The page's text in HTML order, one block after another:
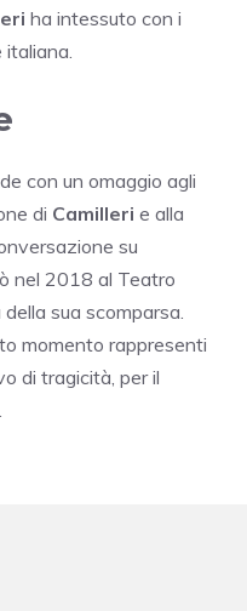
ha intessuto con i
con un omaggio agli
di Camilleri e alla
su
nel 2018 al Teatro
sua scomparsa.
momento rappresenti
di tragicità, per il